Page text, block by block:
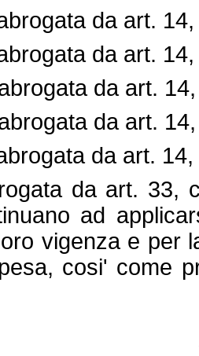
da art.
da art.
da art.
da art.
da art.
da art. 33,
ad
vigenza e per
cosi' come